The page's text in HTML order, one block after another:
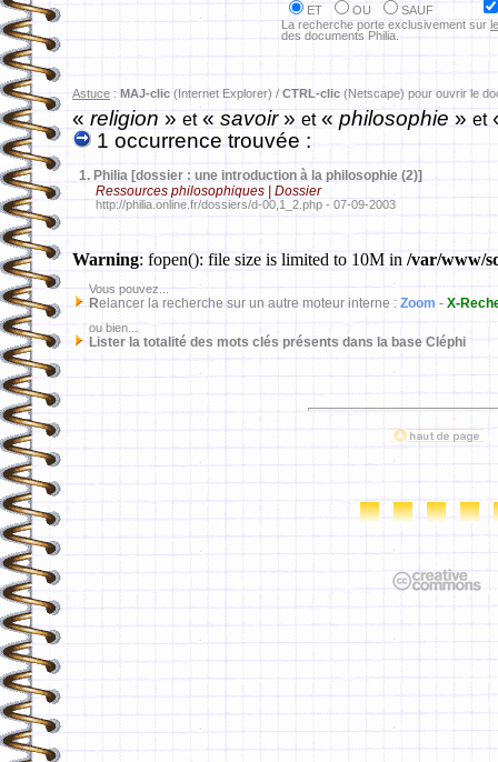
ET OU
SAUF
La recherche porte exclusivement sur
des documents Philia.
Astuce : MAJ-clic (Internet Explorer) / CTRL-clic (Netscape) pour ouvrir le
«religion» et« savoir» et« philosophie » et
1 occurrence trouvée :
1. Philia [dossier : une introduction à la philosophie (2)]
Ressources philosophiques | Dossier
http://philia.online.fr/dossiers/d-00,1_2.php - 07-09-2003
Warning: fopen(): file size is limited to 10M in /var/www/
Vous pouvez...
Relancer la recherche sur un autre moteur interne : Zoom - X-
ou bien...
Lister la totalité des mots clés présents dans la base Cléphi